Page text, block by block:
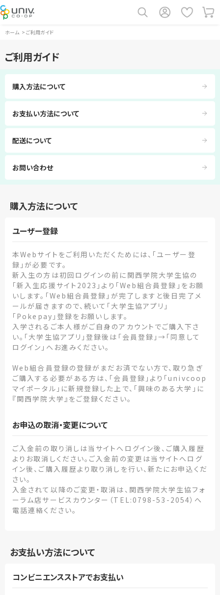
ホーム > ご利用ガイド
ご利用ガイド
購入方法について
お支払い方法について
配送について
お問い合わせ
購入方法について
ユーザー登録
本Webサイトをご利用いただくためには、「ユーザー登
録」が必要です。
新入生の方は初回ログインの前に関西学院大学生協の
「新入生応援サイト2023」より「Web組合員登録」をお願
いします。「Web組合員登録」が完了しますと後日完了メ
ールが届きますので、続いて「大学生協アプリ」
「Pokepay」登録をお願いします。
入学されるご本人様がご自身のアカウントでご購入下さ
い。「大学生協アプリ」登録後は「会員登録」→「同意して
ログイン」へお進みください。
Web組合員登録の登録がまだお済でない方で、取り急ぎ
ご購入する必要がある方は、「会員登録」より「univcoop
マイポータル」に新規登録した上で、「興味のある大学」に
『関西学院大学』をご登録ください。
お申込の取消・変更について
ご入金前の取り消しは当サイトへログイン後、ご購入履歴
よりお取消しください。ご入金前の変更は当サイトへログ
イン後、ご購入履歴より取り消しを行い、新たにお申込くだ
さい。
入金されて以降のご変更・取消は、関西学院大学生協フォ
ーラム店サービスカウンター（TEL:0798-53-2054）へ
電話連絡ください。
お支払い方法について
コンビニエンスストアでお支払い